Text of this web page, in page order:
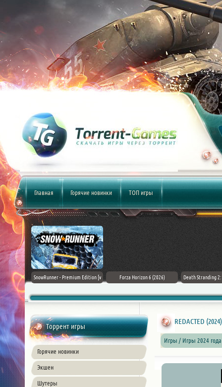
Главная Горячие новинки ТОП игры
Flag
PC
SnowRunner - Premium Edition [v
Forza Horizon 6 (2026) Death Stranding
Торрент игры
Горячие новинки
Экшен
Шутеры
REDACTED
Игры / Игры 2024